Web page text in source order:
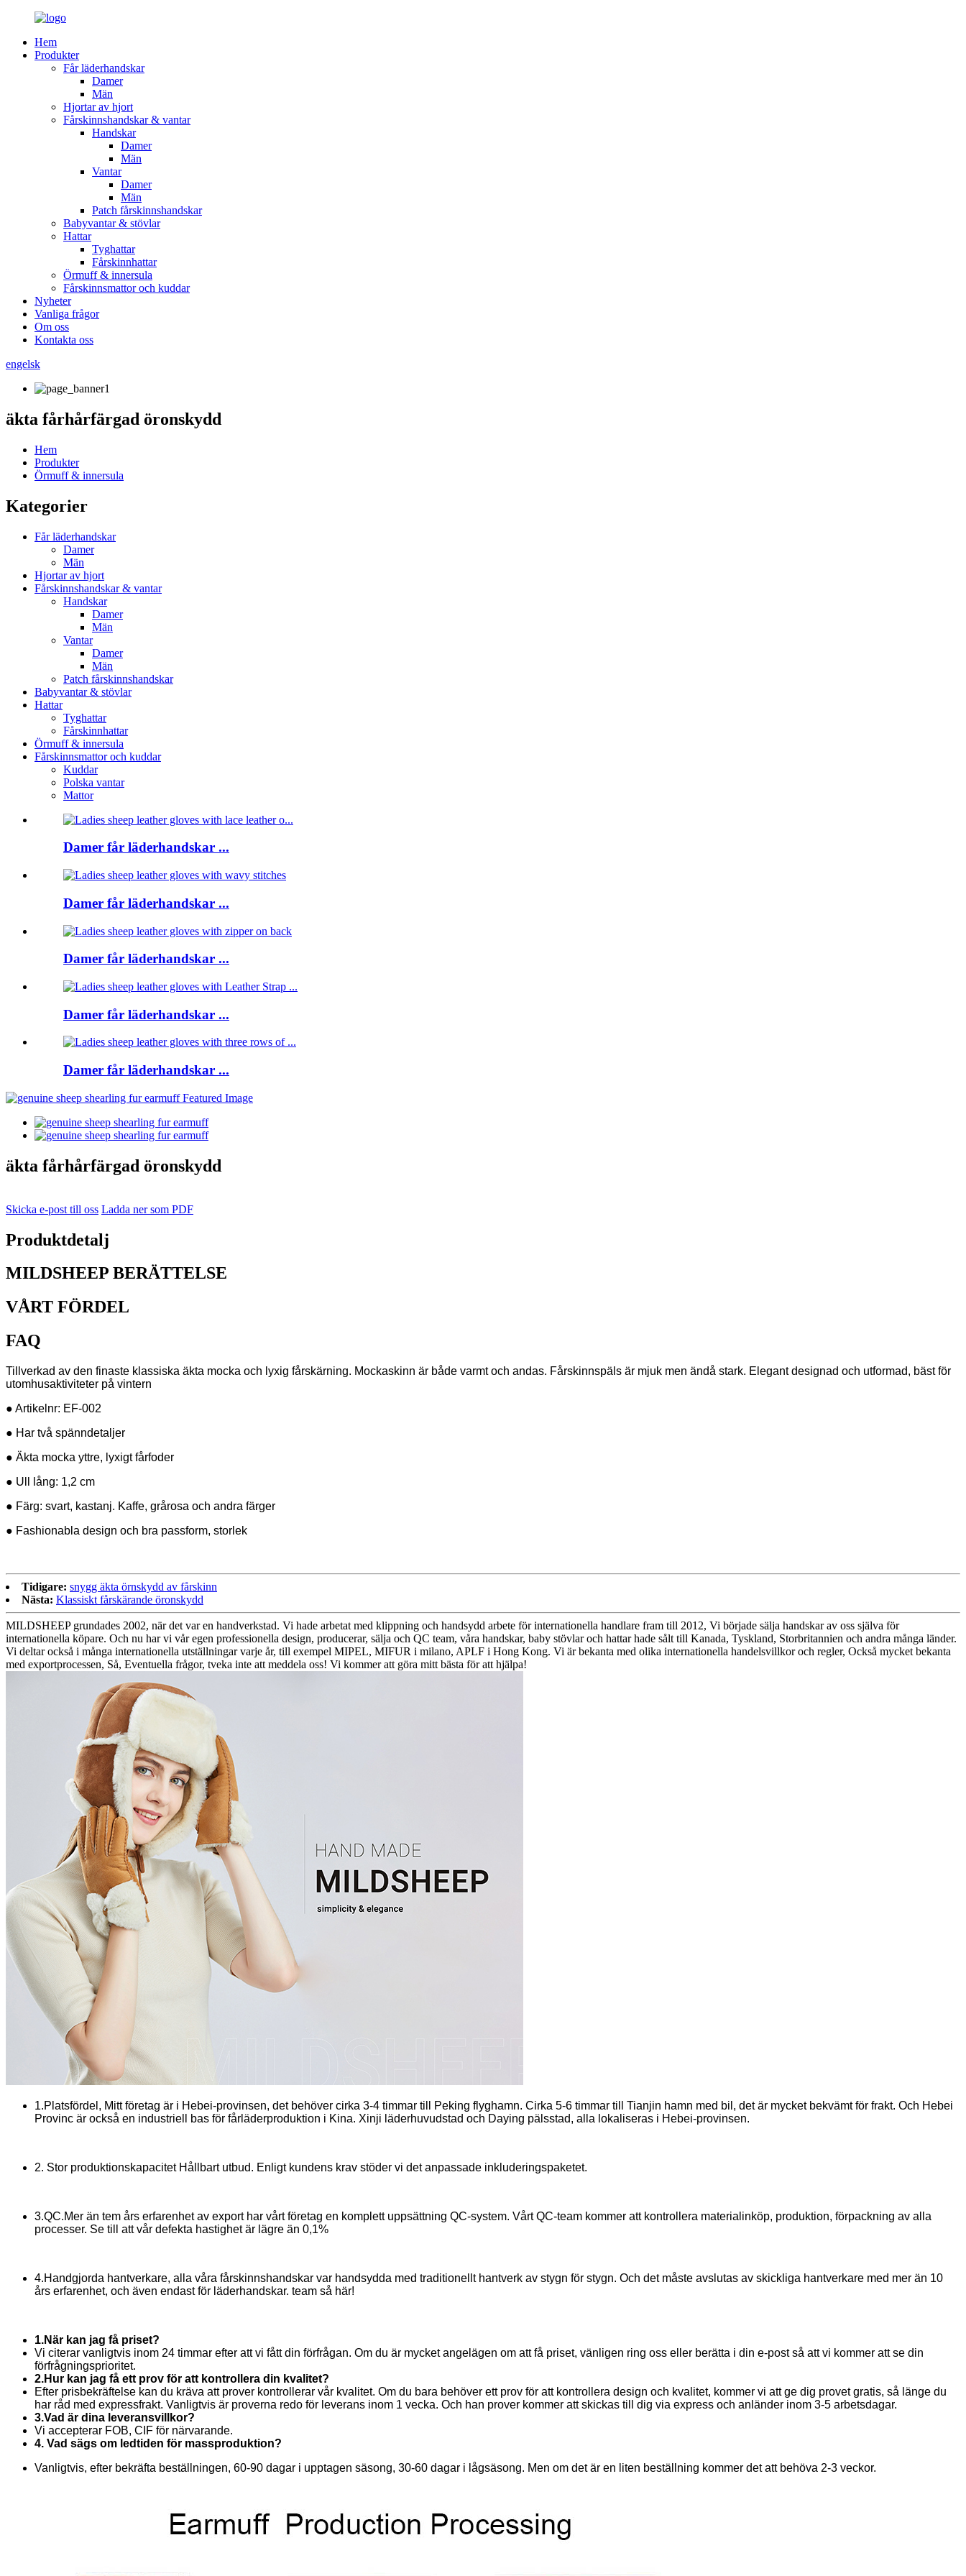
Hem
Produkter
Får läderhandskar
Damer
Män
Hjortar av hjort
Fårskinnshandskar & vantar
Handskar
Damer
Män
Vantar
Damer
Män
Patch fårskinnshandskar
Babyvantar & stövlar
Hattar
Tyghattar
Fårskinnhattar
Örmuff & innersula
Fårskinnsmattor och kuddar
Nyheter
Vanliga frågor
Om oss
Kontakta oss
engelsk
äkta fårhårfärgad öronskydd
Hem
Produkter
Örmuff & innersula
Kategorier
Får läderhandskar
Damer
Män
Hjortar av hjort
Fårskinnshandskar & vantar
Handskar
Damer
Män
Vantar
Damer
Män
Patch fårskinnshandskar
Babyvantar & stövlar
Hattar
Tyghattar
Fårskinnhattar
Örmuff & innersula
Fårskinnsmattor och kuddar
Kuddar
Polska vantar
Mattor
Damer får läderhandskar ...
Damer får läderhandskar ...
Damer får läderhandskar ...
Damer får läderhandskar ...
Damer får läderhandskar ...
äkta fårhårfärgad öronskydd
Skicka e-post till oss Ladda ner som PDF
Produktdetalj
MILDSHEEP BERÄTTELSE
VÅRT FÖRDEL
FAQ
Tillverkad av den finaste klassiska äkta mocka och lyxig fårskärning. Mockaskinn är både varmt och andas. Fårskinnspäls är mjuk men ändå stark. Elegant designad och utformad, bäst för
utomhusaktiviteter på vintern
● Artikelnr: EF-002
● Har två spänndetaljer
● Äkta mocka yttre, lyxigt fårfoder
● Ull lång: 1,2 cm
● Färg: svart, kastanj. Kaffe, grårosa och andra färger
● Fashionabla design och bra passform, storlek
Tidigare: snygg äkta örnskydd av fårskinn
Nästa: Klassiskt fårskärande öronskydd
MILDSHEEP grundades 2002, när det var en handverkstad. Vi hade arbetat med klippning och handsydd arbete för internationella handlare fram till 2012, Vi började sälja handskar av oss själva för
internationella köpare. Och nu har vi vår egen professionella design, producerar, sälja och QC team, våra handskar, baby stövlar och hattar hade sålt till Kanada, Tyskland, Storbritannien och andra många länder.
Vi deltar också i många internationella utställningar varje år, till exempel MIPEL, MIFUR i milano, APLF i Hong Kong. Vi är bekanta med olika internationella handelsvillkor och regler, Också mycket bekanta
med exportprocessen, Så, Eventuella frågor, tveka inte att meddela oss! Vi kommer att göra mitt bästa för att hjälpa!
1.Platsfördel, Mitt företag är i Hebei-provinsen, det behöver cirka 3-4 timmar till Peking flyghamn. Cirka 5-6 timmar till Tianjin hamn med bil, det är mycket bekvämt för frakt. Och Hebei
Provinc är också en industriell bas för fårläderproduktion i Kina. Xinji läderhuvudstad och Daying pälsstad, alla lokaliseras i Hebei-provinsen.
2. Stor produktionskapacitet Hållbart utbud. Enligt kundens krav stöder vi det anpassade inkluderingspaketet.
3.QC.Mer än tem års erfarenhet av export har vårt företag en komplett uppsättning QC-system. Vårt QC-team kommer att kontrollera materialinköp, produktion, förpackning av alla
processer. Se till att vår defekta hastighet är lägre än 0,1%
4.Handgjorda hantverkare, alla våra fårskinnshandskar var handsydda med traditionellt hantverk av stygn för stygn. Och det måste avslutas av skickliga hantverkare med mer än 10
års erfarenhet, och även endast för läderhandskar. team så här!
1.När kan jag få priset?
Vi citerar vanligtvis inom 24 timmar efter att vi fått din förfrågan. Om du är mycket angelägen om att få priset, vänligen ring oss eller berätta i din e-post så att vi kommer att se din
förfrågningsprioritet.
2.Hur kan jag få ett prov för att kontrollera din kvalitet?
Efter prisbekräftelse kan du kräva att prover kontrollerar vår kvalitet. Om du bara behöver ett prov för att kontrollera design och kvalitet, kommer vi att ge dig provet gratis, så länge du
har råd med expressfrakt. Vanligtvis är proverna redo för leverans inom 1 vecka. Och han prover kommer att skickas till dig via express och anländer inom 3-5 arbetsdagar.
3.Vad är dina leveransvillkor?
Vi accepterar FOB, CIF för närvarande.
4. Vad sägs om ledtiden för massproduktion?
Vanligtvis, efter bekräfta beställningen, 60-90 dagar i upptagen säsong, 30-60 dagar i lågsäsong. Men om det är en liten beställning kommer det att behöva 2-3 veckor.